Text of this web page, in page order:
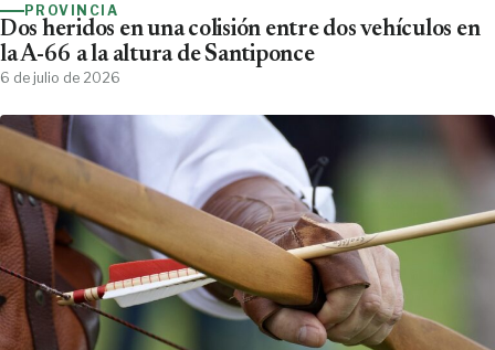
PROVINCIA
Dos heridos en una colisión entre dos vehículos en
la A-66 a la altura de Santiponce
6 de julio de 2026